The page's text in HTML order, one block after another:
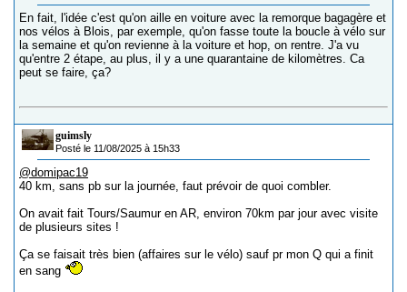
En fait, l'idée c'est qu'on aille en voiture avec la remorque bagagère et
nos vélos à Blois, par exemple, qu'on fasse toute la boucle à vélo sur
la semaine et qu'on revienne à la voiture et hop, on rentre. J'a vu
qu'entre 2 étape, au plus, il y a une quarantaine de kilomètres. Ca
peut se faire, ça?
guimsly
Posté le 11/08/2025 à 15h33
@domipac19
40 km, sans pb sur la journée, faut prévoir de quoi combler.
On avait fait Tours/Saumur en AR, environ 70km par jour avec visite
de plusieurs sites !
Ça se faisait très bien (affaires sur le vélo) sauf pr mon Q qui a finit
en sang